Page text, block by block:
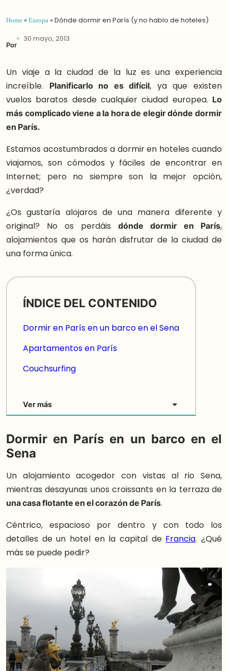
Home »Europa »Dónde dormir en París (y no hablo de hoteles)
Por
30 mayo, 2013
Un viaje a la ciudad de la luz es una experiencia
increíble. Planificarlo no es difícil, ya que existen
vuelos baratos desde cualquier ciudad europea. Lo
más complicado viene a la hora de elegir dónde dormir
en París.
Estamos acostumbrados a dormir en hoteles cuando
viajamos, son cómodos y fáciles de encontrar en
Internet; pero no siempre son la mejor opción,
¿verdad?
¿Os gustaría alojaros de una manera diferente y
original? No os perdáis dónde dormir en París,
alojamientos que os harán disfrutar de la ciudad de
una forma única.
ÍNDICE DEL CONTENIDO
Dormir en París en un barco en el Sena
Apartamentos en París
Couchsurfing
Ver más
Dormir en París en un barco en el
Sena
Un alojamiento acogedor con vistas al rio Sena,
mientras desayunas unos croissants en la terraza de
una casa flotante en el corazón de París.
Céntrico, espacioso por dentro y con todo los
detalles de un hotel en la capital de Francia. ¿Qué
más se puede pedir?